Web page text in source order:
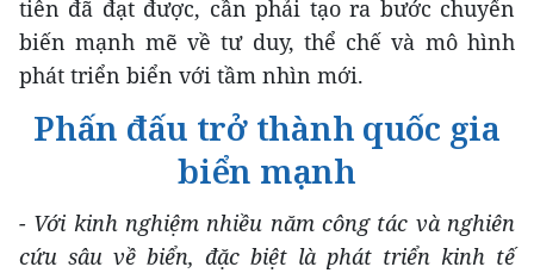
tiễn đã đạt được, cần phải tạo ra bước chuyển
biến mạnh mẽ về tư duy, thể chế và mô hình
phát triển biển với tầm nhìn mới.
Phấn đấu trở thành quốc gia
biển mạnh
- Với kinh nghiệm nhiều năm công tác và nghiên
cứu sâu về biển, đặc biệt là phát triển kinh tế